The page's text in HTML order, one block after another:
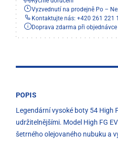
Vyzvednutí na prodejně Po –
Kontaktujte nás: +420 261 221
Doprava zdarma při
POPIS
Legendární vysoké boty 54 High
udržitelnějšími. Model High FG
šetrného olejovaného nubuku a